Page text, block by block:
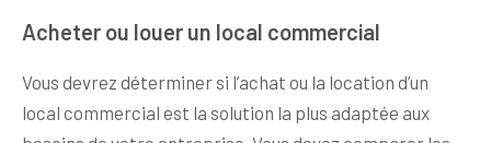
Acheter ou louer un local commercial
Vous devrez déterminer si l’achat ou la location d’un
local commercial est la solution la plus adaptée aux